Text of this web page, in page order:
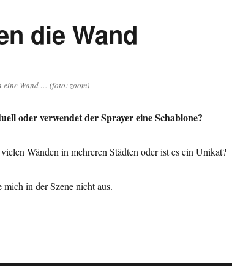
die Wand
eine Wand … (foto: zoom)
oder verwendet der Sprayer eine Schablone?
Wänden in mehreren Städten oder ist es ein Unikat?
in der Szene nicht aus.